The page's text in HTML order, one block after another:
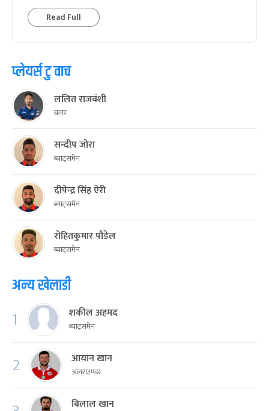
Read Full
प्लेयर्स टु वाच
ललित राजवंशी
बलर
सन्दीप जोरा
ब्याट्समेन
दीपेन्द्र सिंह ऐरी
ब्याट्समेन
रोहितकुमार पौडेल
ब्याट्समेन
अन्य खेलाडी
1 शकील अहमद
ब्याट्समेन
2 आयान खान
अलराउण्डर
बिलाल खान